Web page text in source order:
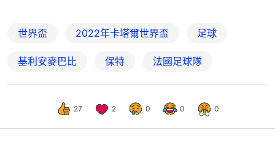
世界盃 2022年卡塔爾世界盃 足球
基利安麥巴比 保特 法國足球隊
27 2 0 0 0